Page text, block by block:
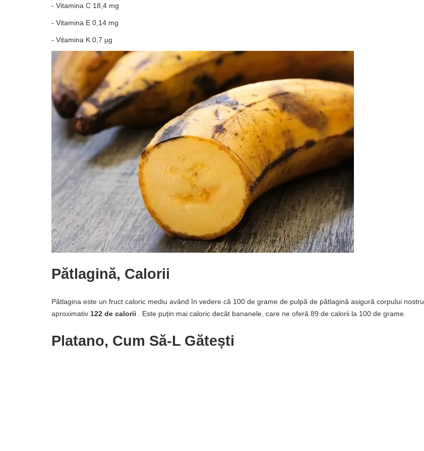
- Vitamina C 18,4 mg
- Vitamina E 0,14 mg
- Vitamina K 0,7 µg
Pătlagină, Calorii
Pătlagina este un fruct caloric mediu având în vedere că 100 de grame de pulpă de pătlagină asigură corpului nostru
aproximativ 122 de calorii . Este puțin mai caloric decât bananele, care ne oferă 89 de calorii la 100 de grame.
Platano, Cum Să-L Gătești